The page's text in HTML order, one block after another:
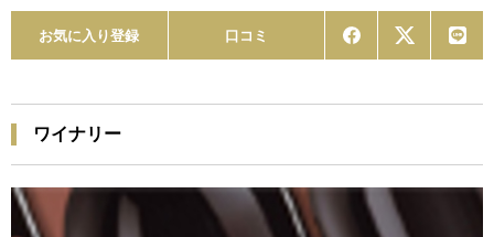
お気に入り登録 口コミ
ワイナリー